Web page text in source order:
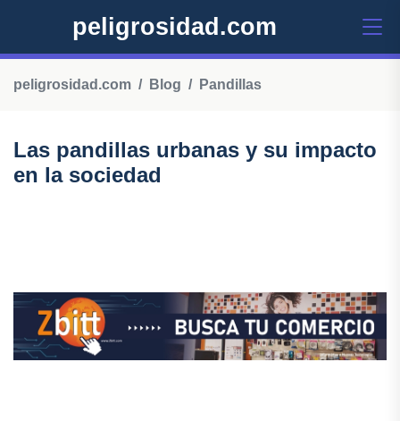
peligrosidad.com
peligrosidad.com Blog Pandillas
Las pandillas urbanas y su impacto
en la sociedad